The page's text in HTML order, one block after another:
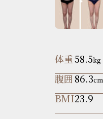
体重58.5kg
腹囲86.3cm
BMI23.9